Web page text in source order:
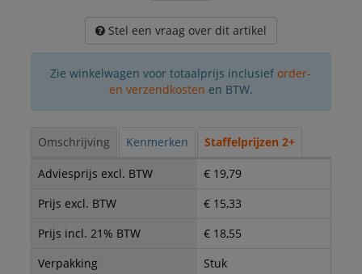
Stel een vraag over dit artikel
Zie winkelwagen voor totaalprijs inclusief order-
en verzendkosten en BTW.
Omschrijving Kenmerken Staffelprijzen 2+
Adviesprijs excl. BTW
€ 19,79
Prijs excl. BTW
€ 15,33
Prijs incl. 21% BTW
€ 18,55
Verpakking
Stuk